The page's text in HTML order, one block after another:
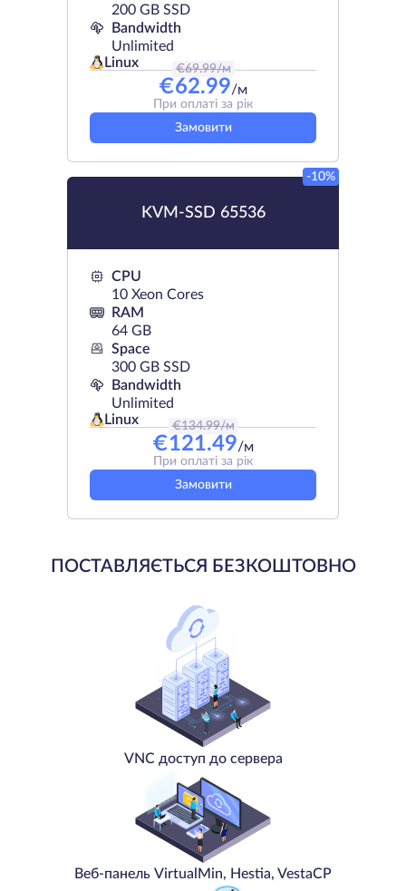
200 GB SSD
Bandwidth
Unlimited
Linux
€69.99/м
€62.99/м
При оплаті за рік
Замовити
KVM-SSD 65536
-10%
CPU
10 Xeon Cores
RAM
64 GB
Space
300 GB SSD
Bandwidth
Unlimited
Linux
€134.99/м
€121.49/м
При оплаті за рік
Замовити
ПОСТАВЛЯЄТЬСЯ БЕЗКОШТОВНО
VNC доступ до сервера
Веб-панель VirtualMin, Hestia, VestaCP